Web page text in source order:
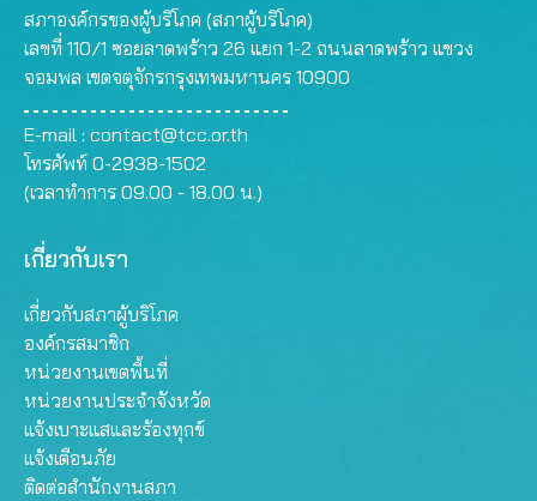
สภาองค์กรของผู้บริโภค (สภาผู้บริโภค)
เลขที่ 110/1 ซอยลาดพร้าว 26 แยก 1-2 ถนนลาดพร้าว แขวง
จอมพล เขตจตุจักรกรุงเทพมหานคร 10900
E-mail : contact@tcc.or.th
โทรศัพท์ 0-2938-1502
(เวลาทำการ 09.00 - 18.00 น.)
เกี่ยวกับเรา
เกี่ยวกับสภาผู้บริโภค
องค์กรสมาชิก
หน่วยงานเขตพื้นที่
หน่วยงานประจำจังหวัด
แจ้งเบาะแสและร้องทุกข์
แจ้งเตือนภัย
ติดต่อสำนักงานสภา